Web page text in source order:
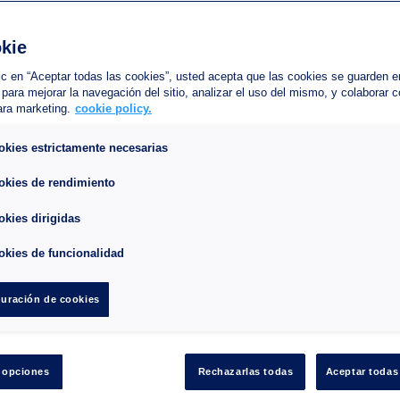
máxima : 1.9
renovado en 2019 que ofrece unas prestaciones de alta gama situado a
Este parking conecta lugares emblemáticos como la Sala de Ventas
el Gymnase, la Michodière, les Feux de la Rampe, les Bouffes
les Folies Bergères. Y para ir de tiendas: las Galerías Lafayette, el
Cœur (Montmartre) a través del Faubourg Montmartre y la calle de los
sus fechas de llegada y de salida.
en “Aceptar todas las cookies”, usted acepta que las cookies se guarden
mejorar la navegación del sitio, analizar el uso del mismo, y colaborar
marketing. cookie policy.
estrictamente necesarias
de rendimiento
dirigidas
de funcionalidad
de cookies
opciones Rechazarlas todas Aceptar